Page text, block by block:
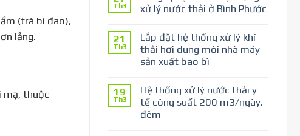
(trà bí đao),
lắng.
mạ, thuộc
Th3
xử lý nước thải ở Bình Phước
21
Th3
Lắp đặt hệ thống xử lý khí
thải hơi dung môi nhà máy
sản xuất bao bì
19
Th3
Hệ thống xử lý nước thải y
tế công suất 200 m3/ngày.
đêm